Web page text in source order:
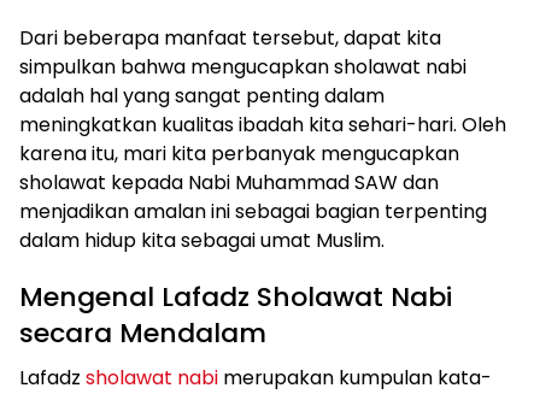
Dari beberapa manfaat tersebut, dapat kita
simpulkan bahwa mengucapkan sholawat nabi
adalah hal yang sangat penting dalam
meningkatkan kualitas ibadah kita sehari-hari. Oleh
karena itu, mari kita perbanyak mengucapkan
sholawat kepada Nabi Muhammad SAW dan
menjadikan amalan ini sebagai bagian terpenting
dalam hidup kita sebagai umat Muslim.
Mengenal Lafadz Sholawat Nabi
secara Mendalam
Lafadz sholawat nabi merupakan kumpulan kata-